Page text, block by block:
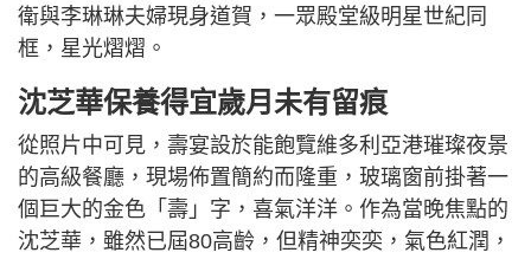
衛與李琳琳夫婦現身道賀，一眾殿堂級明星世紀同
框，星光熠熠。
沈芝華保養得宜歲月未有留痕
從照片中可見，壽宴設於能飽覽維多利亞港璀璨夜景
的高級餐廳，現場佈置簡約而隆重，玻璃窗前掛著一
個巨大的金色「壽」字，喜氣洋洋。作為當晚焦點的
沈芝華，雖然已屆80高齡，但精神奕奕，氣色紅潤，